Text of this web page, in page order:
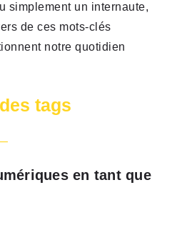
simplement un internaute,
de ces mots-clés
notre quotidien
tags
en tant que